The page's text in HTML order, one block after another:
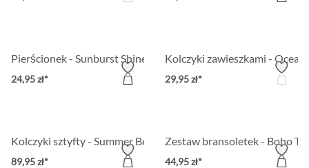
Pierścionek - Sunburst Shine
24,95 zł*
Kolczyki zawieszkami - Ocean
29,95 zł*
Kolczyki sztyfty - Summer Beads
89,95 zł*
Zestaw bransoletek - Boho
44,95 zł*